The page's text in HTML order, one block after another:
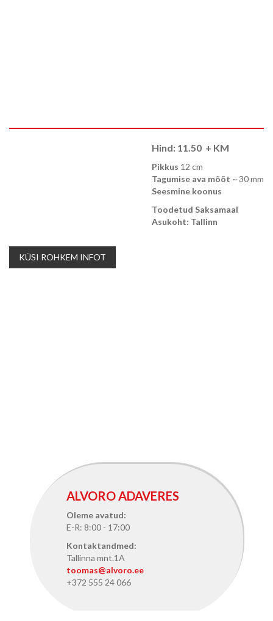
Hind: 11.50 + KM
Pikkus 12 cm
Tagumise ava mõõt ~ 30 mm
Seesmine koonus
Toodetud Saksamaal
Asukoht: Tallinn
KÜSI ROHKEM INFOT
ALVORO ADAVERES
Oleme avatud:
E-R: 8:00 - 17:00
Kontaktandmed:
Tallinna mnt.1A
toomas@alvoro.ee
+372 555 24 066